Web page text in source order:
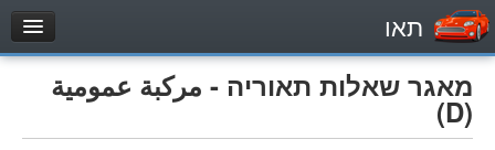
תאו
עמוד הבית
מבחן
مركبة خاصة (B)
מאגר שאלות תאוריה - مركبة عمومية
(D)